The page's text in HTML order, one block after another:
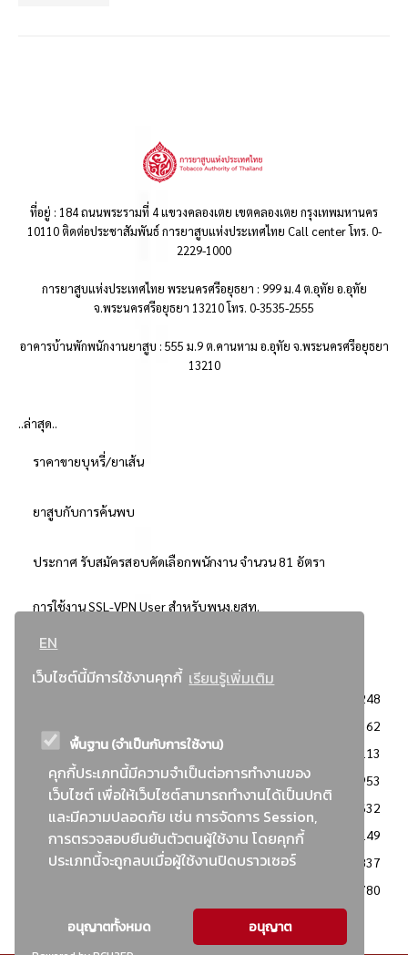
EN
เว็บไซต์นี้มีการใช้งานคุกกี้ เรียนรู้เพิ่มเติม
พื้นฐาน (จำเป็นกับการใช้งาน)
คุกกี้ประเภทนี้มีความจำเป็นต่อการทำงานของ
เว็บไซต์ เพื่อให้เว็บไซต์สามารถทำงานได้เป็นปกติ
และมีความปลอดภัย เช่น การจัดการ Session,
การตรวจสอบยืนยันตัวตนผู้ใช้งาน โดยคุกกี้
ประเภทนี้จะถูกลบเมื่อผู้ใช้งานปิดบราวเซอร์
อนุญาตทั้งหมด อนุญาต
ที่อยู่ : 184 ถนนพระรามที่ 4 แขวงคลองเตย เขตคลองเตย กรุงเทพมหานคร
10110 ติดต่อประชาสัมพันธ์ การยาสูบแห่งประเทศไทย Call center โทร. 0-
2229-1000
การยาสูบแห่งประเทศไทย พระนครศรีอยุธยา : 999 ม.4 ต.อุทัย อ.อุทัย
จ.พระนครศรีอยุธยา 13210 โทร. 0-3535-2555
อาคารบ้านพักพนักงานยาสูบ : 555 ม.9 ต.คานหาม อ.อุทัย จ.พระนครศรีอยุธยา
13210
..ล่าสุด..
ราคาขายบุหรี่/ยาเส้น
ยาสูบกับการค้นพบ
ประกาศ รับสมัครสอบคัดเลือกพนักงาน จำนวน 81 อัตรา
การใช้งาน SSL-VPN User สำหรับพนง.ยสท.
..ยอดนิยม..
3248
2362
: วิธีเฉพาะเจาะจง
2113
ข่าวสาร/ประกาศ
1953
: เอกสารส่งเสริมความโปร่งใสในการจัดซื้อจัดจ้าง
1632
ข่าวสารจัดซื้อจัดจ้าง
1149
: แผนการจัดซื้อจัดจ้าง
837
780